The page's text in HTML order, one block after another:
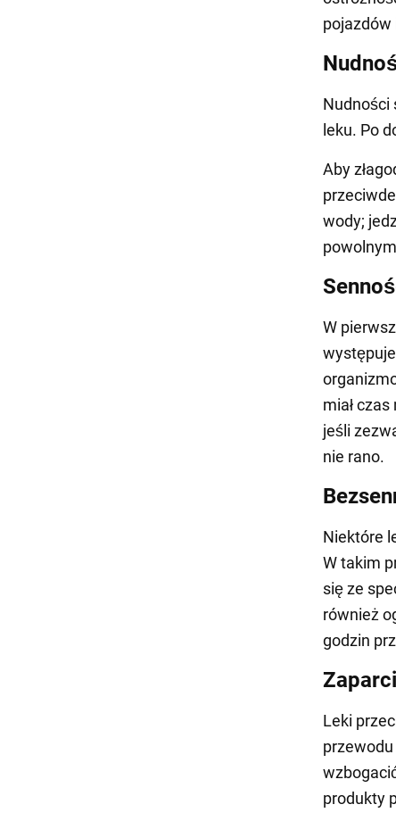
pojazdów
Nudności
leku. Po
Aby
wody;
W
miał
jeśli
nie rano.
Niektóre
W takim
się ze
również
godzin
Leki
produkty